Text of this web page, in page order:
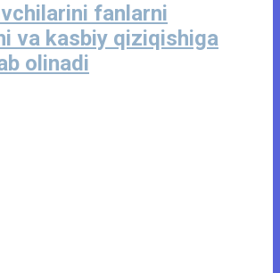
fanlarni
va kasbiy qiziqishiga
olinadi